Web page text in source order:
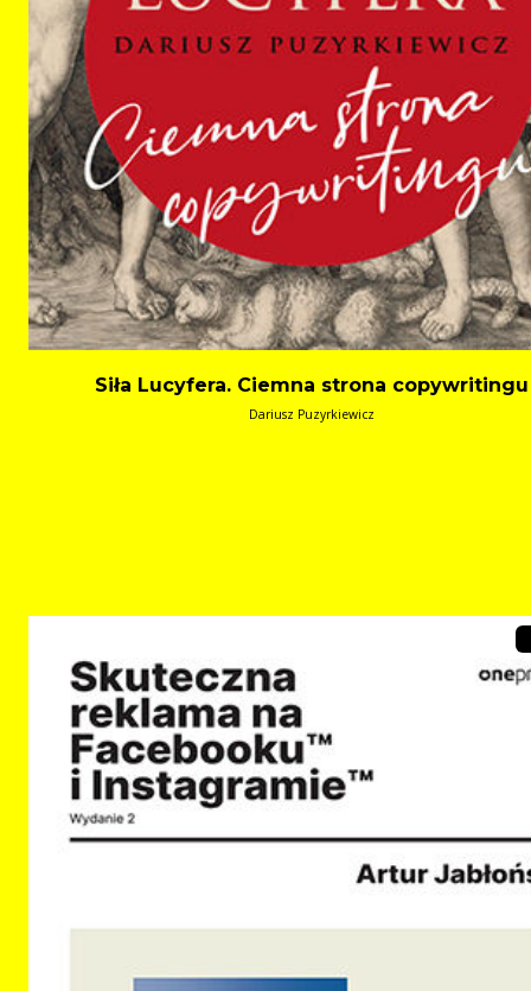
Siła Lucyfera. Ciemna strona copywritingu
Dariusz Puzyrkiewicz